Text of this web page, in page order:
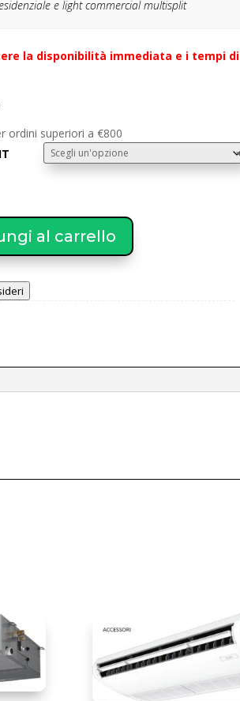
e light commercial multisplit
la disponibilità immediata e i tempi di
ordini superiori a €800
al carrello